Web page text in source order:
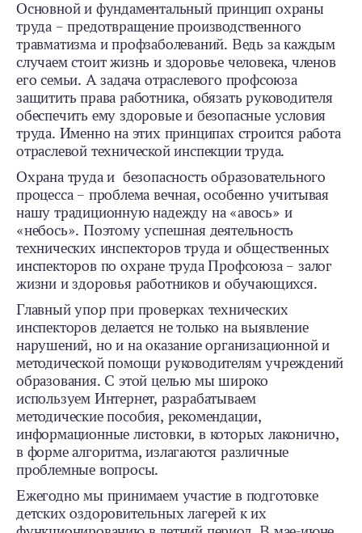
Основной и фундаментальный принцип охраны
труда – предотвращение производственного
травматизма и профзаболеваний. Ведь за каждым
случаем стоит жизнь и здоровье человека, членов
его семьи. А задача отраслевого профсоюза
защитить права работника, обязать руководителя
обеспечить ему здоровые и безопасные условия
труда. Именно на этих принципах строится работа
отраслевой технической инспекции труда.
Охрана труда и безопасность образовательного
процесса – проблема вечная, особенно учитывая
нашу традиционную надежду на «авось» и
«небось». Поэтому успешная деятельность
технических инспекторов труда и общественных
инспекторов по охране труда Профсоюза – залог
жизни и здоровья работников и обучающихся.
Главный упор при проверках технических
инспекторов делается не только на выявление
нарушений, но и на оказание организационной и
методической помощи руководителям учреждений
образования. С этой целью мы широко
используем Интернет, разрабатываем
методические пособия, рекомендации,
информационные листовки, в которых лаконично,
в форме алгоритма, излагаются различные
проблемные вопросы.
Ежегодно мы принимаем участие в подготовке
детских оздоровительных лагерей к их